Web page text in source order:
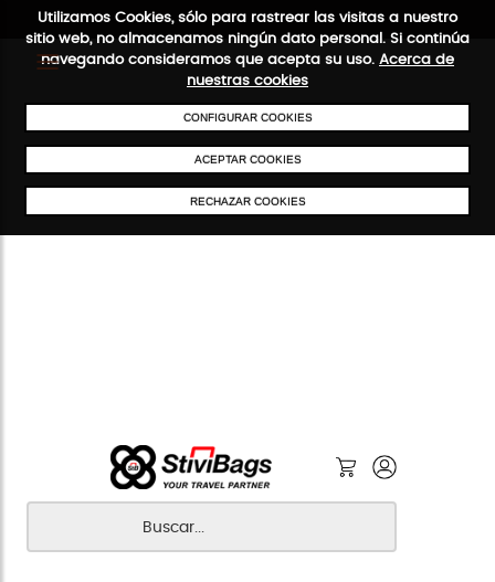
Utilizamos Cookies, sólo para rastrear las visitas a nuestro
sitio web, no almacenamos ningún dato personal. Si continúa
navegando consideramos que acepta su uso. Acerca de
nuestras cookies
CONFIGURAR COOKIES
ACEPTAR COOKIES
RECHAZAR COOKIES
ENVÍOS GRATIS A PARTIR DE 50 €PAGO SEGURO